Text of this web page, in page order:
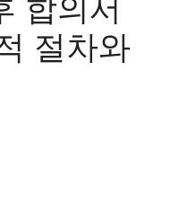
합의서
절차와